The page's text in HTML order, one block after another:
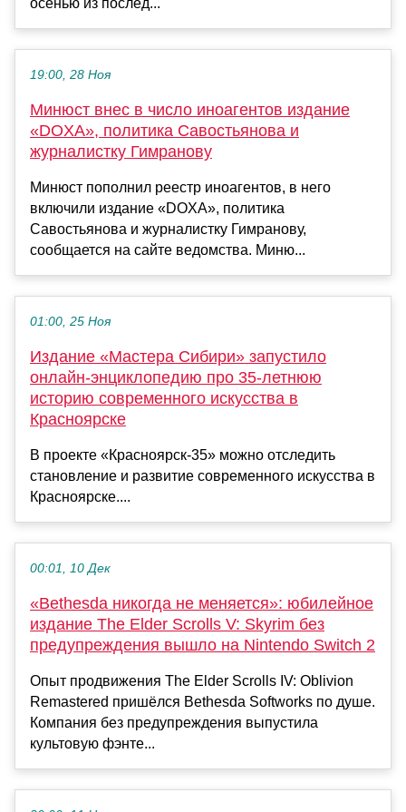
осенью из послед...
19:00, 28 Ноя
Минюст внес в число иноагентов издание
«DOXA», политика Савостьянова и
журналистку Гимранову
Минюст пополнил реестр иноагентов, в него
включили издание «DOXA», политика
Савостьянова и журналистку Гимранову,
сообщается на сайте ведомства. Миню...
01:00, 25 Ноя
Издание «Мастера Сибири» запустило
онлайн-энциклопедию про 35-летнюю
историю современного искусства в
Красноярске
В проекте «Красноярск-35» можно отследить
становление и развитие современного искусства в
Красноярске....
00:01, 10 Дек
«Bethesda никогда не меняется»: юбилейное
издание The Elder Scrolls V: Skyrim без
предупреждения вышло на Nintendo Switch 2
Опыт продвижения The Elder Scrolls IV: Oblivion
Remastered пришёлся Bethesda Softworks по душе.
Компания без предупреждения выпустила
культовую фэнте...